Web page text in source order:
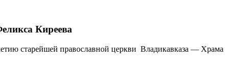
Киреева
старейшей православной церкви Владикавказа —